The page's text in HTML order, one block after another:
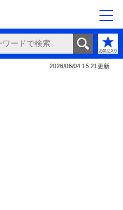
2026/06/04 15:21更新